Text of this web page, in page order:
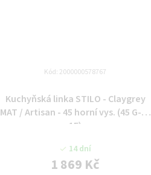
Kuchyňská linka STILO - Claygrey
MAT / Artisan - 45 horní vys. (45 G-90
1F)
14 dní
1 869 Kč
Kód: 2000000578767